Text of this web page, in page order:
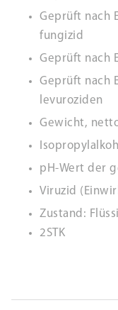
Geprüft nach
fungizid
Geprüft nach
Geprüft nach
levuroziden
Gewicht,
pH-Wert der
Viruzid
Zustand:
2STK